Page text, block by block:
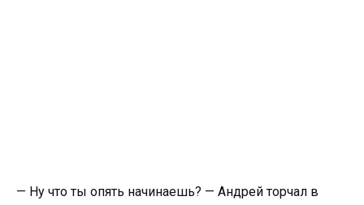
— Ну что ты опять начинаешь? — Андрей торчал в